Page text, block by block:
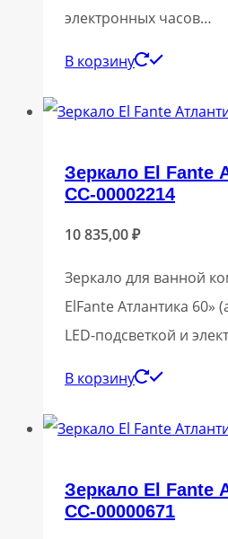
электронных часов…
В корзину
Зеркало El Fante
СС-00002214
10 835,00₽
Зеркало для ванной
ElFante Атлантика 60»
LED-подсветкой и
В корзину
Зеркало El Fante
СС-00000671